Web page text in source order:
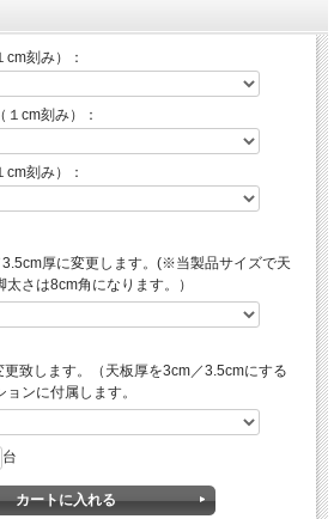
刻み）：
cm刻み）：
刻み）：
厚に変更します。(※当製品サイズで天
さは8cm角になります。）
致します。（天板厚を3cm／3.5cmにする
ンに付属します。
台